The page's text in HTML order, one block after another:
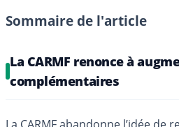
Sommaire de l'article
La CARMF renonce à
complémentaires